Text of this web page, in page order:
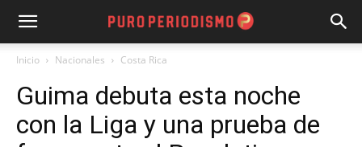
Inicio Nacionales Costa Rica
Guima debuta esta noche
con la Liga y una prueba de